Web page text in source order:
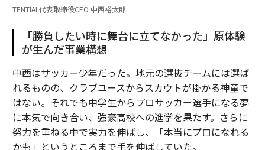
TENTIAL代表取締役CEO 中西裕太郎
「勝負したい時に舞台に立てなかった」原体験
が生んだ事業構想
中西はサッカー少年だった。地元の選抜チームには選ば
れるものの、クラブユースからスカウトが掛かる神童で
はない。それでも中学生からプロサッカー選手になる夢
に本気で向き合い、強豪高校への進学を果たす。さらに
努力を重ねる中で実力を伸ばし、「本当にプロになれる
かも」というところまで手を伸ばしていた。